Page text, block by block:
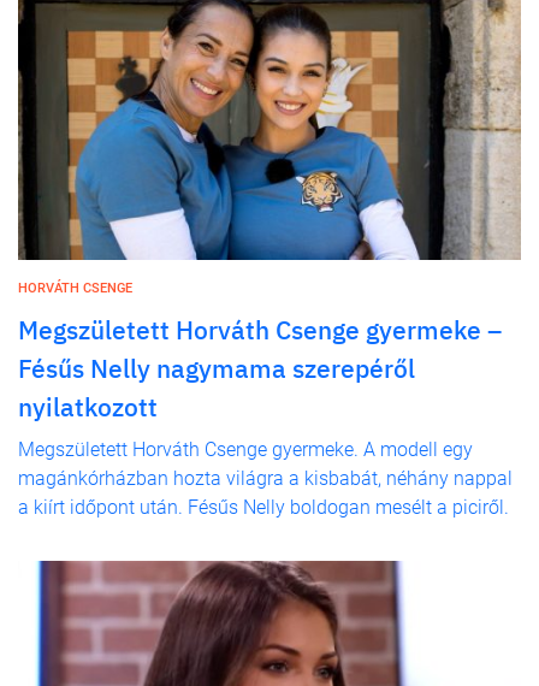
HORVÁTH CSENGE
Megszületett Horváth Csenge gyermeke –
Fésűs Nelly nagymama szerepéről
nyilatkozott
Megszületett Horváth Csenge gyermeke. A modell egy
magánkórházban hozta világra a kisbabát, néhány nappal
a kiírt időpont után. Fésűs Nelly boldogan mesélt a piciről.